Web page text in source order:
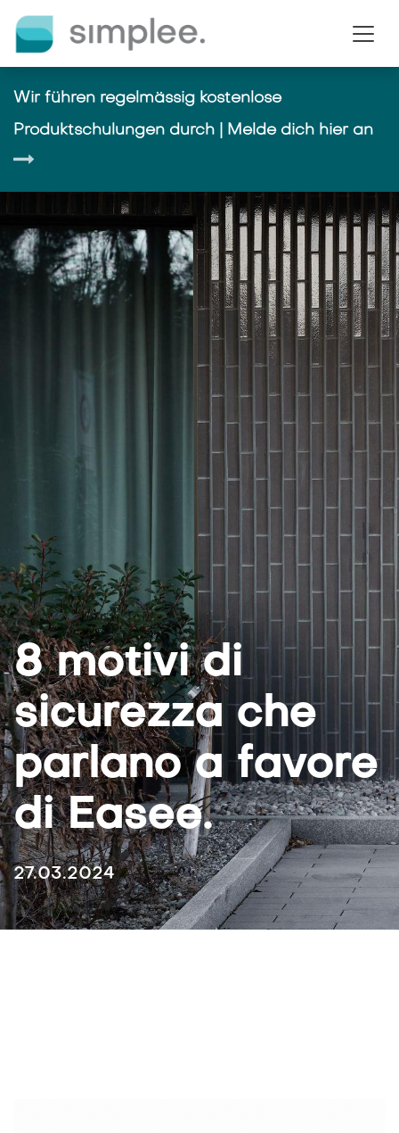
Wir führen regelmässig kostenlose
Produktschulungen durch | Melde dich hier an
8 motivi di
sicurezza che
parlano a favore
di Easee.
27.03.2024